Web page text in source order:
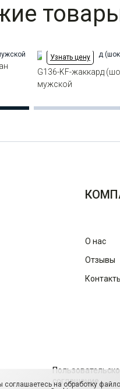
Узнать цену
G136-KF-жаккард
мужской
О нас
Отзывы
соглашение
на обработку